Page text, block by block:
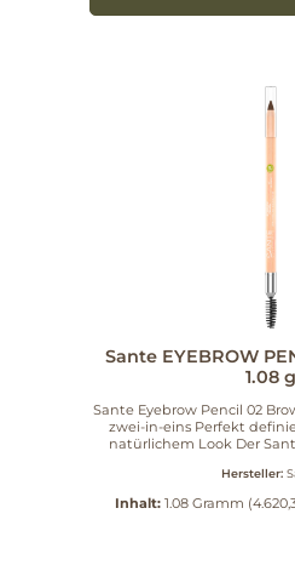
Sante EYEBROW
1.08 g
Sante Eyebrow Pencil 02
zwei-in-eins Perfekt
natürlichem Look Der
und mehr Fülle, Farbe
Augenbrauen. Der Stift mit
Sheabutter eignet sich
Hersteller:
Inhalt: 1.08 Gramm